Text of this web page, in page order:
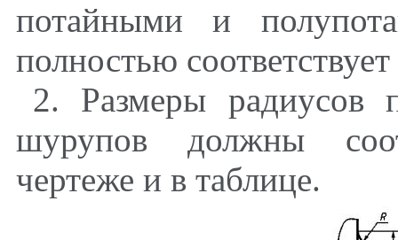
потайными и
полностью
2. Размеры радиусов
шурупов должны
чертеже и в таблице.